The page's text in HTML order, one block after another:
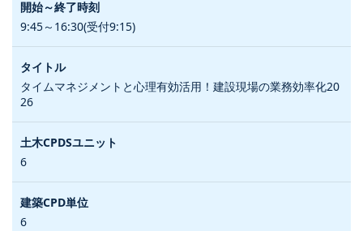
9:45～16:30(受付9:15)
タイムマネジメントと心理有効活用！建設現場の業務効率化20
26
6
6